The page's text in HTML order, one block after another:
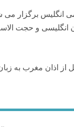
انگلیس برگزار می
به زبان انگلیسی و
از اذان مغرب به